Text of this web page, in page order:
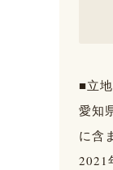
■立
愛知
に含
2021